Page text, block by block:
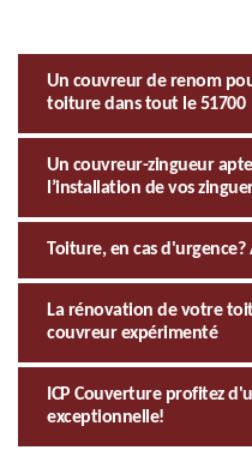
Un couvreur de renom
toiture dans tout le 51700
Un couvreur-zingueur apte
l’installation de vos
Toiture, en cas d'urgence?
La rénovation de votre
couvreur expérimenté
ICP Couverture profitez
exceptionnelle!